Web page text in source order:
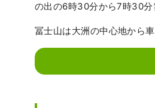
の出の6時30分から7時30分
冨士山は大洲の中心地から